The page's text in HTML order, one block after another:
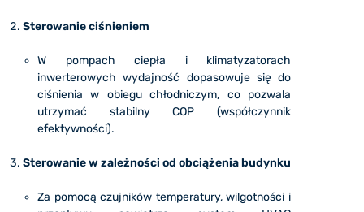
Sterowanie ciśnieniem
W pompach ciepła i klimatyzatorach
inwerterowych wydajność dopasowuje się do
ciśnienia w obiegu chłodniczym, co pozwala
utrzymać stabilny COP (współczynnik
efektywności).
Sterowanie w zależności od obciążenia budynku
Za pomocą czujników temperatury, wilgotności i